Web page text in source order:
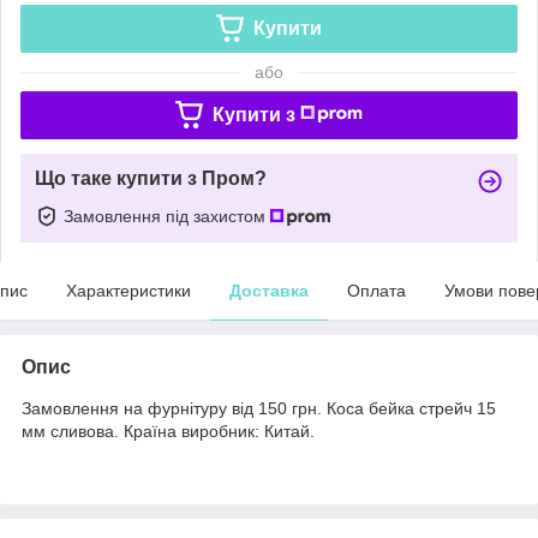
Купити
або
Купити з
Що таке купити з Пром?
Замовлення під захистом
Характеристики Доставка Оплата Умови
Опис
Замовлення на фурнітуру від 150 грн. Коса бейка стрейч 15
мм сливова. Країна виробник: Китай.